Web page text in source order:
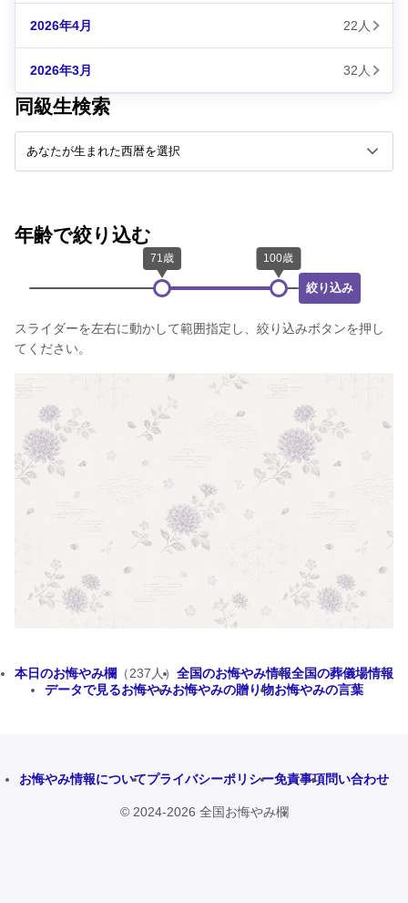
2026年4月 22人
2026年3月 32人
同級生検索
年齢で絞り込む
絞り込み
スライダーを左右に動かして範囲指定し、絞り込みボタンを押し
てください。
本日のお悔やみ欄 （237人） 全国のお悔やみ情報全国の葬儀場情報
データで見るお悔やみお悔やみの贈り物お悔やみの言葉
お悔やみ情報についてプライバシーポリシー免責事項問い合わせ
© 2024-2026 全国お悔やみ欄